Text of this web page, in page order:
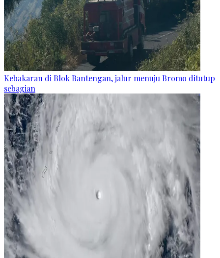
Kebakaran di Blok Bantengan, jalur menuju Bromo ditutup
sebagian